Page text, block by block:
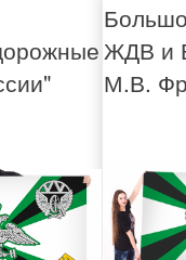
ЖДВ и
М.В.